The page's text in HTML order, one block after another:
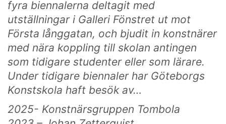
fyra biennalerna deltagit med
utställningar i Galleri Fönstret ut mot
Första långgatan, och bjudit in konstnärer
med nära koppling till skolan antingen
som tidigare studenter eller som lärare.
Under tidigare biennaler har Göteborgs
Konstskola haft besök av…
2025- Konstnärsgruppen Tombola
KONTAKTA OSS
Telefon:+46 31 14 80 61
info@gbgkonstskola.se
Kontaktsida